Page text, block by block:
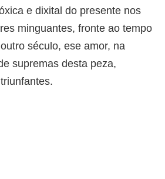
e dixital do presente nos
minguantes, fronte ao tempo
século, ese amor, na
supremas desta peza,